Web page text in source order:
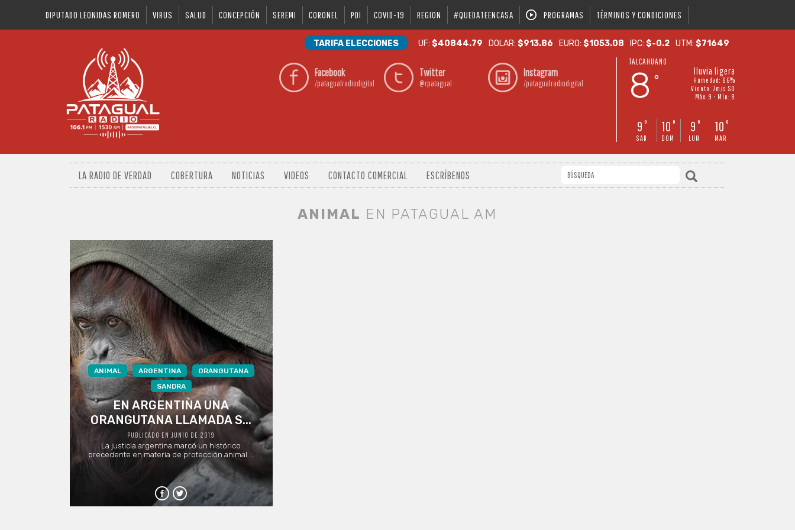
DIPUTADO LEONIDAS ROMERO VIRUS SALUD CONCEPCIÓN SEREMI CORONEL PDI COVID-19 REGION #QUEDATEENCASA PROGRAMAS TÉRMINOS Y CONDICIONES
TARIFA ELECCIONES UF:$40844.79 DOLAR:$913.86 EURO:$1053.08 IPC:$-0.2 UTM:$71649
Facebook
/patagualradiodigital
Twitter
@rpatagual
Instagram
/patagualradiodigital
TALCAHUANO
8 °
lluvia ligera
Humedad: 86%
Viento: 7m/s SO
Máx: 9 • Mín: 8
9 °
SAB
10 °
DOM
9 °
LUN
10 °
MAR
LA RADIO DE VERDAD COBERTURA NOTICIAS VIDEOS CONTACTO COMERCIAL ESCRÍBENOS
ANIMAL EN PATAGUAL AM
ANIMAL ARGENTINA
ORANGUTANA
SANDRA
EN ARGENTINA UNA
ORANGUTANA LLAMADA S...
PUBLICADO EN JUNIO DE 2019
La justicia argentina marcó un histórico
precedente en materia de protección animal ...